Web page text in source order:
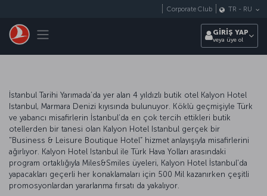
Toggle navigation
Corporate Club TR - RU
GİRİŞ YAP
veya üye ol
İstanbul Tarihi Yarımada’da yer alan 4 yıldızlı butik otel Kalyon Hotel
Istanbul, Marmara Denizi kıyısında bulunuyor. Köklü geçmişiyle Türk
ve yabancı misafirlerin İstanbul’da en çok tercih ettikleri butik
otellerden bir tanesi olan Kalyon Hotel Istanbul gerçek bir
"Business & Leisure Boutique Hotel” hizmet anlayışıyla misafirlerini
ağırlıyor. Kalyon Hotel Istanbul ile Türk Hava Yolları arasındaki
program ortaklığıyla Miles&Smiles üyeleri, Kalyon Hotel İstanbul'da
yapacakları geçerli her konaklamaları için 500 Mil kazanırken çeşitli
promosyonlardan yararlanma fırsatı da yakalıyor.